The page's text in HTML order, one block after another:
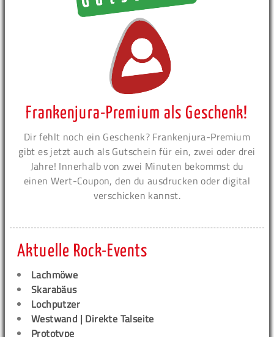
Frankenjura-Premium als Geschenk!
Dir fehlt noch ein Geschenk? Frankenjura-Premium
gibt es jetzt auch als Gutschein für ein, zwei oder drei
Jahre! Innerhalb von zwei Minuten bekommst du
einen Wert-Coupon, den du ausdrucken oder digital
verschicken kannst.
Aktuelle Rock-Events
Lachmöwe
Skarabäus
Lochputzer
Westwand | Direkte Talseite
Prototype